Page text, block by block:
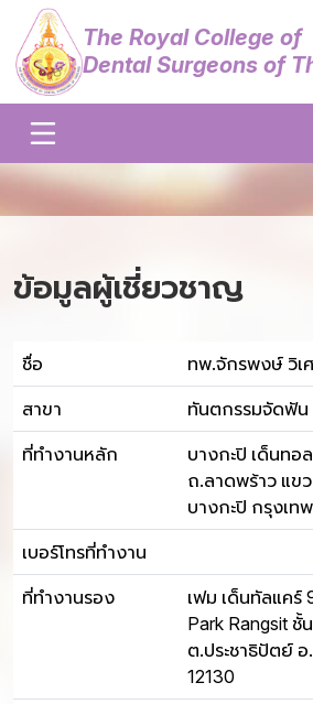
The Royal College of
Dental Surgeons of
ข้อมูลผู้เชี่ยวชาญ
ชื่อ ทพ.จักรพงษ์ วิเ
สาขา ทันตกรรมจัดฟั
ที่ทำงานหลัก
บางกะปิ เด็นท
ถ.ลาดพร้าว แข
บางกะปิ กรุงเท
เบอร์โทรที่ทำงาน
ที่ทำงานรอง
เฟม เด็นทัลแคร์
Park Rangsit
ต.ประชาธิปัตย์
12130